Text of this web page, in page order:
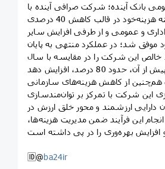
بانک آینده؛ شرکت صرافی آینده با
مدیریت بهینه هزینه‌خود در قالب کاهش 40 درصدی
و عمومی و از طرفی افزایش سایر
موفق شد؛ در عملکرد منتهی به پایان
1403سود خالص این شرکت را در مقایسه با سال
از کاهش هزینه‌های سازمانی
این شرکت با تمرکز بر توان‌مندسازی
دارایی ارزشمند و محور خلق ارزش در
این فرآیند ضمن مدیریت هزینه‌ها،
و افزایش بهره‌وری را در پی داشته است
🆔@ba24ir